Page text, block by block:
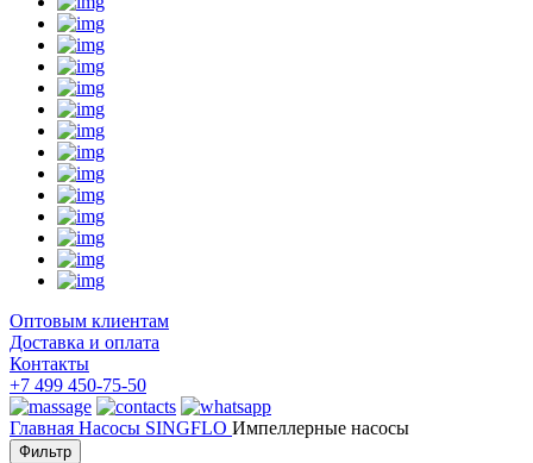
Оптовым клиентам
Доставка и оплата
Контакты
+7 499 450-75-50
Главная Насосы SINGFLO Импеллерные насосы
Фильтр